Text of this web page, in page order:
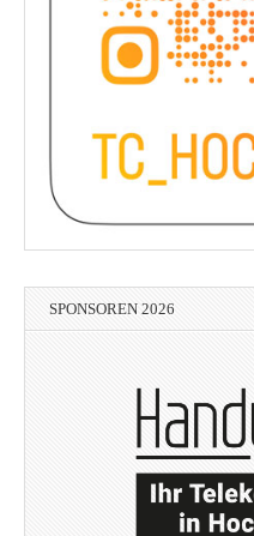
SPONSOREN 2026